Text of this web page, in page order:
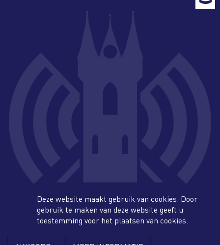
Deze website maakt gebruik van cookies. Door
gebruik te maken van deze website geeft u
toestemming voor het plaatsen van cookies.
more_horiz